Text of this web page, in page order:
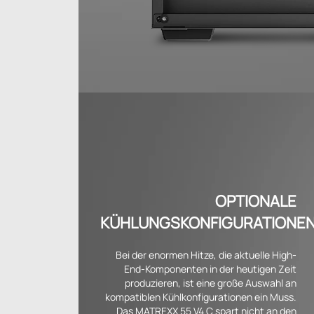
OPTIONALE
Bei der enormen Hitze, die aktuelle High-
End-Komponenten in der heutigen Zeit
produzieren, ist eine große Auswahl an
kompatiblen Kühlkonfigurationen ein Muss.
Das MATREXX 55 V4 C spart nicht an den